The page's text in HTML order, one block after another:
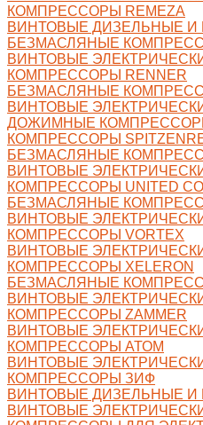
КОМПРЕССОРЫ REMEZA
ВИНТОВЫЕ ДИЗЕЛЬНЫЕ И
БЕЗМАСЛЯНЫЕ
ВИНТОВЫЕ
КОМПРЕССОРЫ RENNER
БЕЗМАСЛЯНЫЕ
ВИНТОВЫЕ
ДОЖИМНЫЕ КОМПРЕССОРЫ
КОМПРЕССОРЫ
БЕЗМАСЛЯНЫЕ
ВИНТОВЫЕ
КОМПРЕССОРЫ UNITED
БЕЗМАСЛЯНЫЕ
ВИНТОВЫЕ
КОМПРЕССОРЫ VORTEX
ВИНТОВЫЕ
КОМПРЕССОРЫ XELERON
БЕЗМАСЛЯНЫЕ
ВИНТОВЫЕ
КОМПРЕССОРЫ ZAMMER
ВИНТОВЫЕ
КОМПРЕССОРЫ АТОМ
ВИНТОВЫЕ
КОМПРЕССОРЫ ЗИФ
ВИНТОВЫЕ ДИЗЕЛЬНЫЕ
ВИНТОВЫЕ